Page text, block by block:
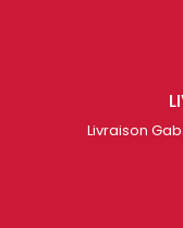
Livraison